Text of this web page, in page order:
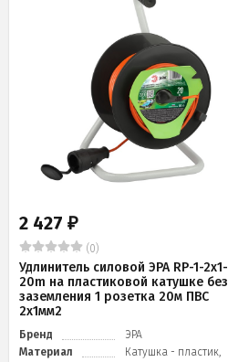
2 427 ₽
(0)
Удлинитель силовой ЭРА RP-1-2x1-
20m на пластиковой катушке без
заземления 1 розетка 20м ПВС
2х1мм2
Бренд
ЭРА
Материал
Катушка - пластик,